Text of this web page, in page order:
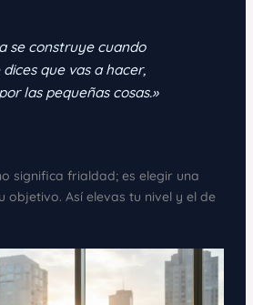
se construye cuando
que vas a hacer,
las pequeñas cosas.»
significa frialdad; es elegir una
objetivo. Así elevas tu nivel y el de